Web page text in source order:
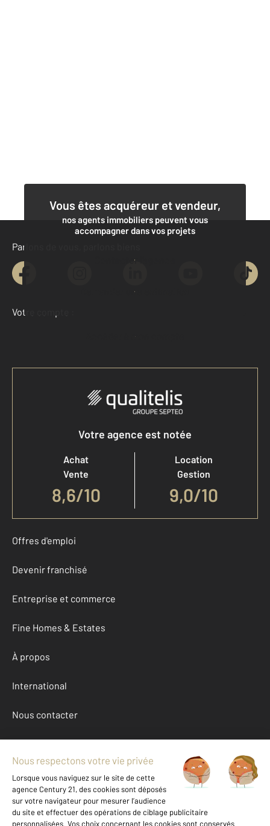
Vous êtes acquéreur et vendeur,
nos agents immobiliers peuvent vous
accompagner dans vos projets
Contacter l'agence
Demander une estimation
Parlons de vous, parlons biens
Votre compte :
Accéder à mon compte
Votre agence est notée
Achat
Vente
8,6/10
Location
Gestion
9,0/10
Offres d'emploi
Devenir franchisé
Entreprise et commerce
Fine Homes & Estates
À propos
International
Nous contacter
Mentions légales & CGU et Barèmes d'honoraires
Données personnelles
Gestionnaire des cookies